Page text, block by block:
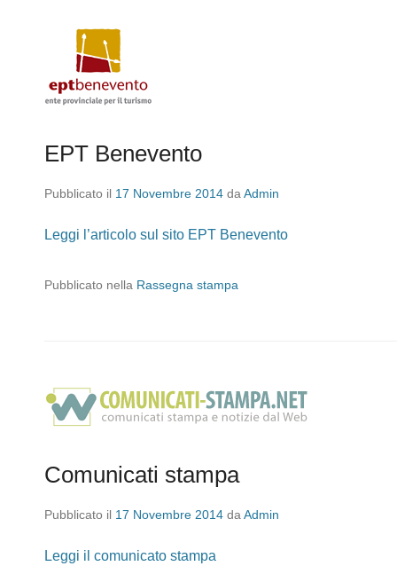
EPT Benevento
Pubblicato il 17 Novembre 2014 da Admin
Leggi l’articolo sul sito EPT Benevento
Pubblicato nella Rassegna stampa
Comunicati stampa
Pubblicato il 17 Novembre 2014 da Admin
Leggi il comunicato stampa